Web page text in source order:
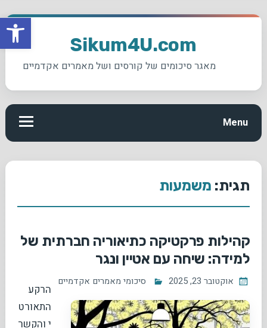
פתח
Skip
Sikum4U.com
מאגר סיכומים של קורסים ושל מאמרים אקדמיים
Menu
תגית: משמעות
קהילות פרקטיקה כתיאוריה חברתית של
למידה: שיחה עם אטיין ונגר
אוקטובר 23, 2025 סיכומי מאמרים אקדמיים
הרקע
התאורט
י והקשר